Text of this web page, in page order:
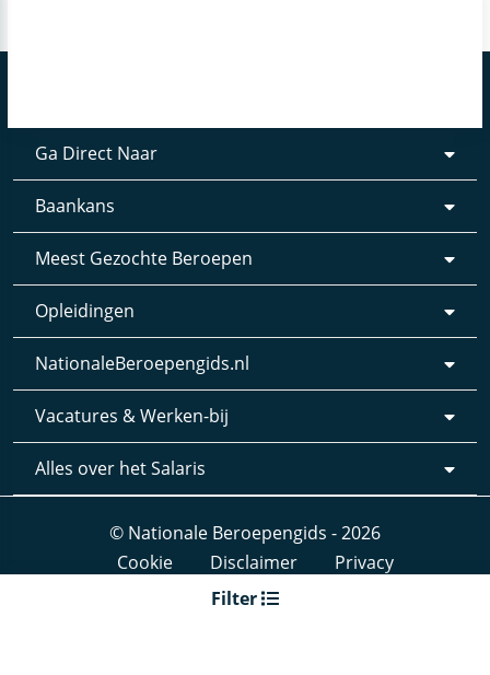
Filter
Ga Direct Naar
Baankans
Meest Gezochte Beroepen
Opleidingen
NationaleBeroepengids.nl
Vacatures & Werken-bij
Alles over het Salaris
© Nationale Beroepengids - 2026
Cookie
Disclaimer
Privacy
Webdesign & realisatie: